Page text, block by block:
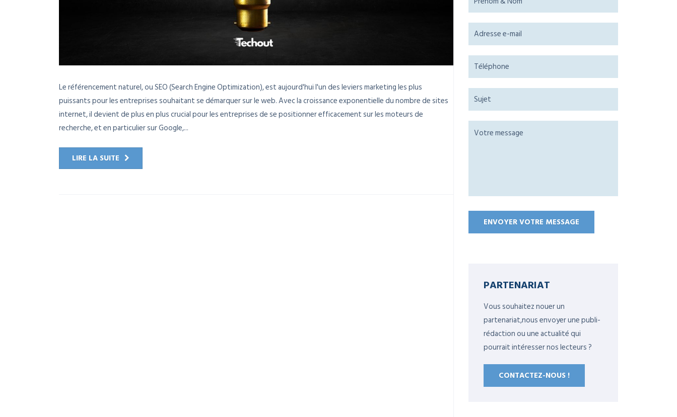
Le référencement naturel, ou SEO (Search Engine Optimization), est aujourd'hui l'un des leviers marketing les plus
puissants pour les entreprises souhaitant se démarquer sur le web. Avec la croissance exponentielle du nombre de sites
internet, il devient de plus en plus crucial pour les entreprises de se positionner efficacement sur les moteurs de
recherche, et en particulier sur Google,...
LIRE LA SUITE
PARTENARIAT
Vous souhaitez nouer un
partenariat,nous envoyer une publi-
rédaction ou une actualité qui
pourrait intéresser nos lecteurs ?
CONTACTEZ-NOUS !